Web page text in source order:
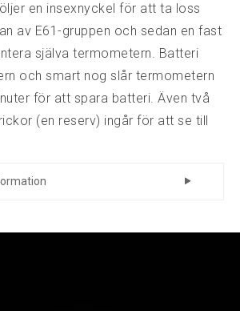
en insexnyckel för att ta loss
av E61-gruppen och sedan en fast
själva termometern. Batteri
och smart nog slår termometern
för att spara batteri. Även två
(en reserv) ingår för att se till